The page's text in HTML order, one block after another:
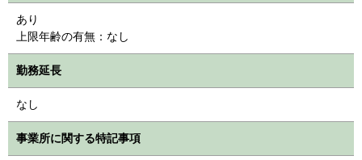
あり
上限年齢の有無：なし
勤務延長
なし
事業所に関する特記事項